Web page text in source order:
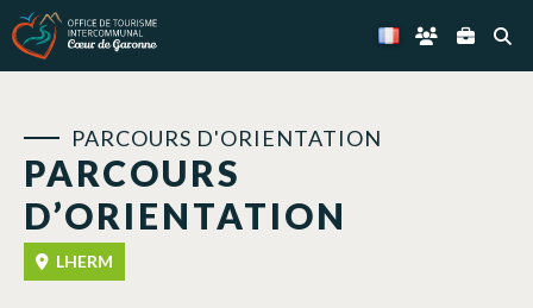
PARCOURS
D’ORIENTATION
PARCOURS D'ORIENTATION
LHERM
Panneau de gestion des cookies